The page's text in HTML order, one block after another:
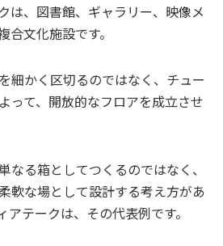
は、図書館、ギャラリー、映像メ
合文化施設です。
細かく区切るのではなく、チュー
って、開放的なフロアを成立させ
なる箱としてつくるのではなく、
軟な場として設計する考え方があ
アテークは、その代表例です。